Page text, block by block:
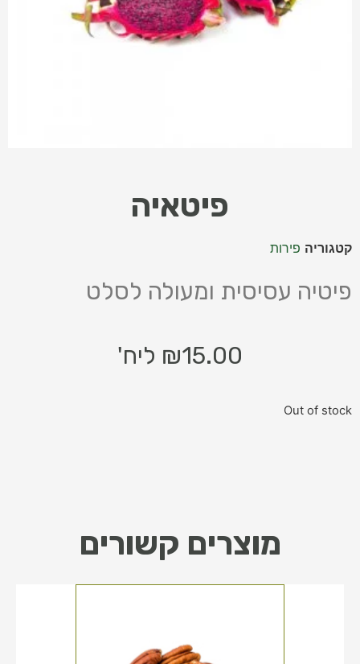
פיטאיה
קטגוריה פירות
פיטיה עסיסית ומעולה לסלט
₪15.00 ליח'
Out of stock
מוצרים קשורים